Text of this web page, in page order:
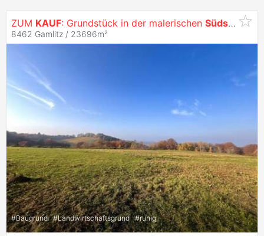
ZUM KAUF: Grundstück in der malerischen Südsteiermark
8462 Gamlitz / 23696m²
#Baugrund #Landwirtschaftsgrund #ruhig